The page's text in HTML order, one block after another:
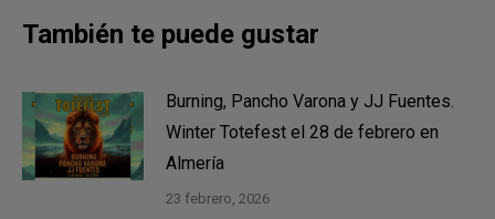
También te puede gustar
Burning, Pancho Varona y JJ Fuentes.
Winter Totefest el 28 de febrero en
Almería
23 febrero, 2026